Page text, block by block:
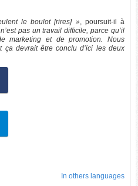
le boulot [rires] », poursuit-il à
pas un travail difficile, parce qu’il
marketing et de promotion. Nous
ça devrait être conclu d’ici les deux
In others languages